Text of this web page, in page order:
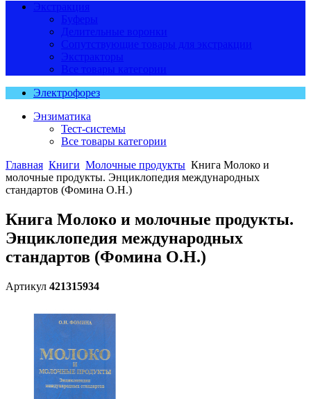
Экстракция
Буферы
Делительные воронки
Сопутствующие товары для экстракции
Экстракторы
Все товары категории
Электрофорез
Энзиматика
Тест-системы
Все товары категории
Главная Книги Молочные продукты Книга Молоко и
молочные продукты. Энциклопедия международных
стандартов (Фомина О.Н.)
Книга Молоко и молочные продукты.
Энциклопедия международных
стандартов (Фомина О.Н.)
Артикул 421315934